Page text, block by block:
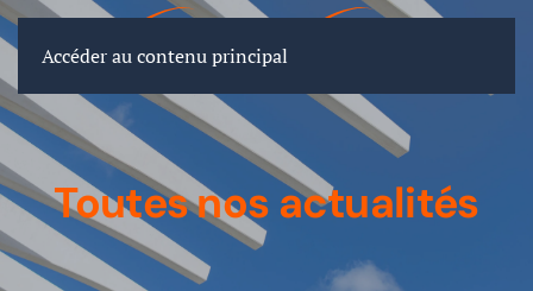
Accéder au contenu principal
Toutes nos actualités